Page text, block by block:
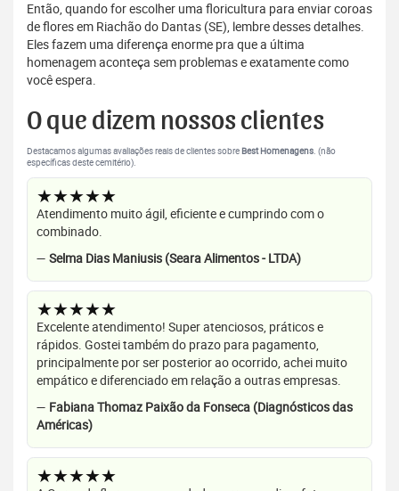
Então, quando for escolher uma floricultura para enviar coroas
de flores em Riachão do Dantas (SE), lembre desses detalhes.
Eles fazem uma diferença enorme pra que a última
homenagem aconteça sem problemas e exatamente como
você espera.
O que dizem nossos clientes
Destacamos algumas avaliações reais de clientes sobre Best Homenagens. (não
específicas deste cemitério).
★★★★★
Atendimento muito ágil, eficiente e cumprindo com o
combinado.
— Selma Dias Maniusis (Seara Alimentos - LTDA)
★★★★★
Excelente atendimento! Super atenciosos, práticos e
rápidos. Gostei também do prazo para pagamento,
principalmente por ser posterior ao ocorrido, achei muito
empático e diferenciado em relação a outras empresas.
— Fabiana Thomaz Paixão da Fonseca (Diagnósticos das
Américas)
★★★★★